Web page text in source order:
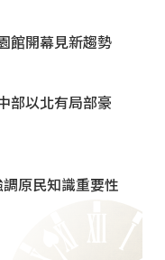
館開幕見新趨勢
部以北有局部豪
原民知識重要性